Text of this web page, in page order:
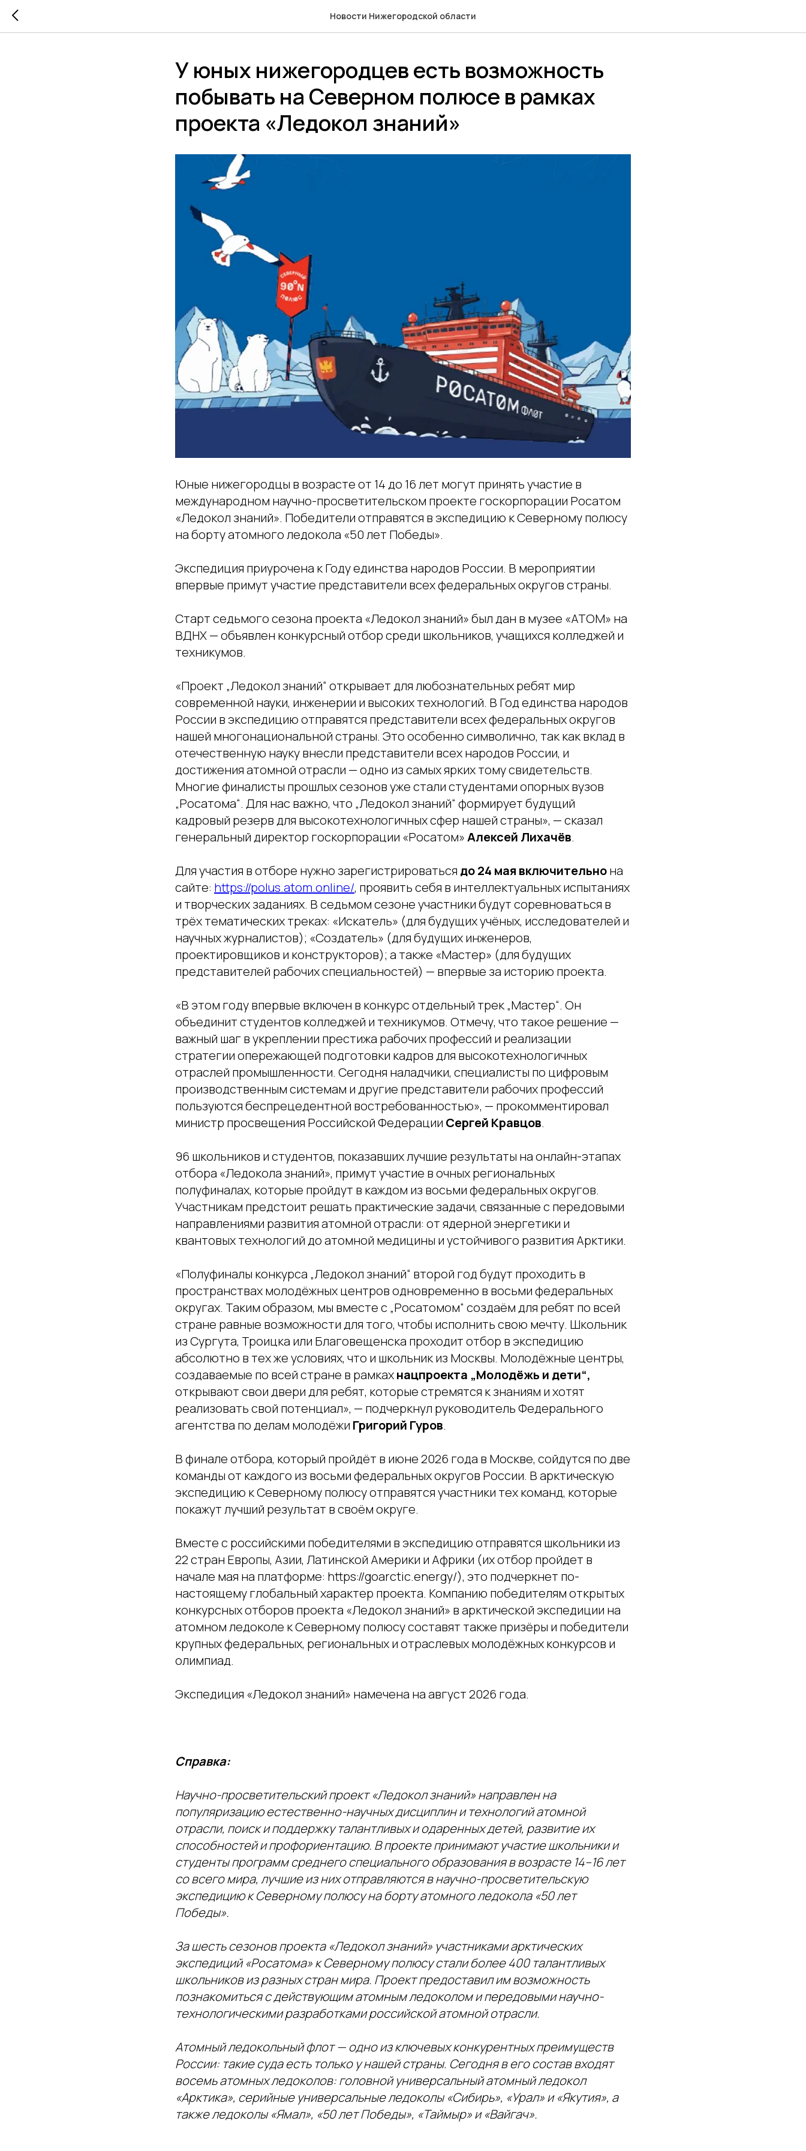
Новости Нижегородской области
У юных нижегородцев есть возможность
побывать на Северном полюсе в рамках
проекта «Ледокол знаний»
Юные нижегородцы в возрасте от 14 до 16 лет могут принять участие в
международном научно-просветительском проекте госкорпорации Росатом
«Ледокол знаний». Победители отправятся в экспедицию к Северному полюсу
на борту атомного ледокола «50 лет Победы».
Экспедиция приурочена к Году единства народов России. В мероприятии
впервые примут участие представители всех федеральных округов страны.
Старт седьмого сезона проекта «Ледокол знаний» был дан в музее «АТОМ» на
ВДНХ — объявлен конкурсный отбор среди школьников, учащихся колледжей и
техникумов.
«Проект „Ледокол знаний“ открывает для любознательных ребят мир
современной науки, инженерии и высоких технологий. В Год единства народов
России в экспедицию отправятся представители всех федеральных округов
нашей многонациональной страны. Это особенно символично, так как вклад в
отечественную науку внесли представители всех народов России, и
достижения атомной отрасли — одно из самых ярких тому свидетельств.
Многие финалисты прошлых сезонов уже стали студентами опорных вузов
„Росатома“. Для нас важно, что „Ледокол знаний“ формирует будущий
кадровый резерв для высокотехнологичных сфер нашей страны», — сказал
генеральный директор госкорпорации «Росатом»Алексей Лихачёв.
Для участия в отборе нужно зарегистрироваться до 24 мая включительнона
сайте: https://polus.atom.online/, проявить себя в интеллектуальных испытаниях
и творческих заданиях. В седьмом сезоне участники будут соревноваться в
трёх тематических треках: «Искатель» (для будущих учёных, исследователей и
научных журналистов); «Создатель» (для будущих инженеров,
проектировщиков и конструкторов); а также «Мастер» (для будущих
представителей рабочих специальностей) — впервые за историю проекта.
«В этом году впервые включен в конкурс отдельный трек „Мастер“. Он
объединит студентов колледжей и техникумов. Отмечу, что такое решение —
важный шаг в укреплении престижа рабочих профессий и реализации
стратегии опережающей подготовки кадров для высокотехнологичных
отраслей промышленности. Сегодня наладчики, специалисты по цифровым
производственным системам и другие представители рабочих профессий
пользуются беспрецедентной востребованностью», — прокомментировал
министр просвещения Российской Федерации Сергей Кравцов.
96 школьников и студентов, показавших лучшие результаты на онлайн-этапах
отбора «Ледокола знаний», примут участие в очных региональных
полуфиналах, которые пройдут в каждом из восьми федеральных округов.
Участникам предстоит решать практические задачи, связанные с передовыми
направлениями развития атомной отрасли: от ядерной энергетики и
квантовых технологий до атомной медицины и устойчивого развития Арктики.
«Полуфиналы конкурса „Ледокол знаний“ второй год будут проходить в
пространствах молодёжных центров одновременно в восьми федеральных
округах. Таким образом, мы вместе с „Росатомом“ создаём для ребят по всей
стране равные возможности для того, чтобы исполнить свою мечту. Школьник
из Сургута, Троицка или Благовещенска проходит отбор в экспедицию
абсолютно в тех же условиях, что и школьник из Москвы. Молодёжные центры,
создаваемые по всей стране в рамкахнацпроекта „Молодёжь и дети“,
открывают свои двери для ребят, которые стремятся к знаниям и хотят
реализовать свой потенциал», — подчеркнул руководитель Федерального
агентства по делам молодёжи Григорий Гуров.
В финале отбора, который пройдёт в июне 2026 года в Москве, сойдутся по две
команды от каждого из восьми федеральных округов России. В арктическую
экспедицию к Северному полюсу отправятся участники тех команд, которые
покажут лучший результат в своём округе.
Вместе с российскими победителями в экспедицию отправятся школьники из
22 стран Европы, Азии, Латинской Америки и Африки (их отбор пройдет в
начале мая на платформе: https://goarctic.energy/), это подчеркнет по-
настоящему глобальный характер проекта. Компанию победителям открытых
конкурсных отборов проекта «Ледокол знаний» в арктической экспедиции на
атомном ледоколе к Северному полюсу составят также призёры и победители
крупных федеральных, региональных и отраслевых молодёжных конкурсов и
олимпиад.
Экспедиция «Ледокол знаний» намечена на август 2026 года.
Справка:
Научно-просветительский проект «Ледокол знаний» направлен на
популяризацию естественно-научных дисциплин и технологий атомной
отрасли, поиск и поддержку талантливых и одаренных детей, развитие их
способностей и профориентацию. В проекте принимают участие школьники и
студенты программ среднего специального образования в возрасте 14–16 лет
со всего мира, лучшие из них отправляются в научно-просветительскую
экспедицию к Северному полюсу на борту атомного ледокола «50 лет
Победы».
За шесть сезонов проекта «Ледокол знаний» участниками арктических
экспедиций «Росатома» к Северному полюсу стали более 400 талантливых
школьников из разных стран мира. Проект предоставил им возможность
познакомиться с действующим атомным ледоколом и передовыми научно-
технологическими разработками российской атомной отрасли.
Атомный ледокольный флот — одно из ключевых конкурентных преимуществ
России: такие суда есть только у нашей страны. Сегодня в его состав входят
восемь атомных ледоколов: головной универсальный атомный ледокол
«Арктика», серийные универсальные ледоколы «Сибирь», «Урал» и «Якутия», а
также ледоколы «Ямал», «50 лет Победы», «Таймыр» и «Вайгач».